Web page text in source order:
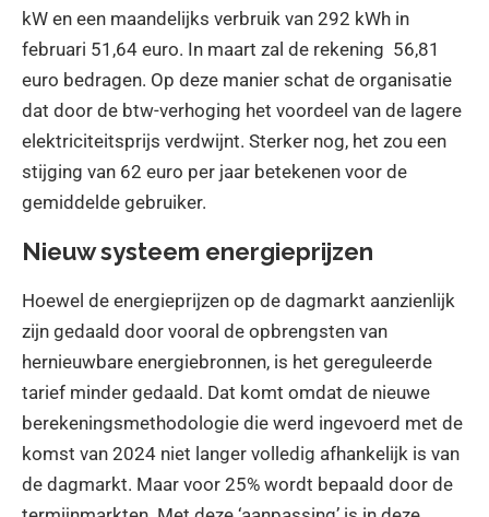
kW en een maandelijks verbruik van 292 kWh in
februari 51,64 euro. In maart zal de rekening 56,81
euro bedragen. Op deze manier schat de organisatie
dat door de btw-verhoging het voordeel van de lagere
elektriciteitsprijs verdwijnt. Sterker nog, het zou een
stijging van 62 euro per jaar betekenen voor de
gemiddelde gebruiker.
Nieuw systeem energieprijzen
Hoewel de energieprijzen op de dagmarkt aanzienlijk
zijn gedaald door vooral de opbrengsten van
hernieuwbare energiebronnen, is het gereguleerde
tarief minder gedaald. Dat komt omdat de nieuwe
berekeningsmethodologie die werd ingevoerd met de
komst van 2024 niet langer volledig afhankelijk is van
de dagmarkt. Maar voor 25% wordt bepaald door de